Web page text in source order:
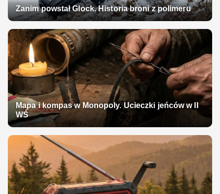
Zanim powstał Glock. Historia broni z polimeru
Mapa i kompas w Monopoly. Ucieczki jeńców w II
WŚ